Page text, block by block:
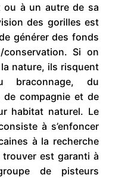
ou à un autre de sa
des gorilles est
générer des fonds
Si on
nature, ils risquent
braconnage, du
de compagnie et de
habitat naturel. Le
à s’enfoncer
à la recherche
est garanti à
de pisteurs